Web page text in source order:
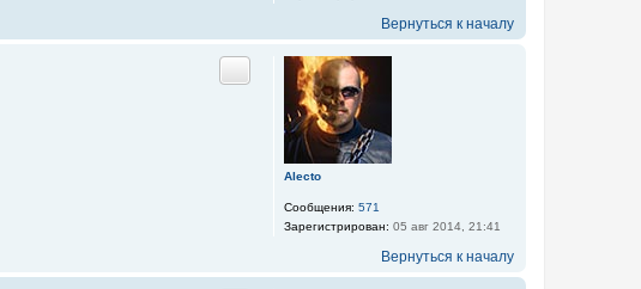
Вернуться к началу
Alecto
Сообщения: 571
Зарегистрирован: 05 авг 2014, 21:41
Цитата
Вернуться к началу